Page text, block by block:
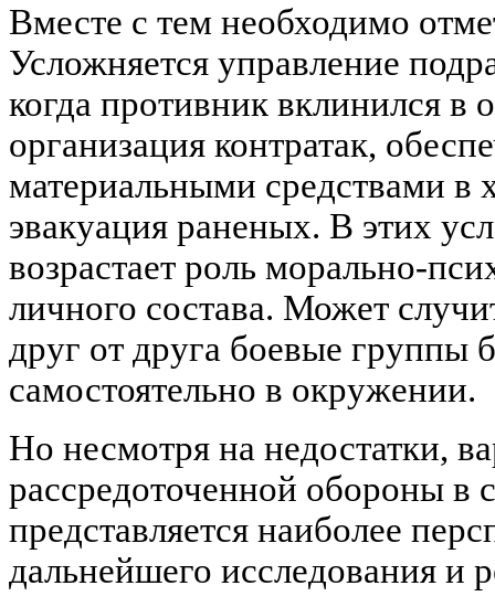
Вместе с тем необходимо
Усложняется управление
когда противник вклинился в
организация контратак,
материальными средствами в
эвакуация раненых. В этих
возрастает роль морально-
личного состава. Может
друг от друга боевые группы
самостоятельно в окружении.
Но несмотря на недостатки,
рассредоточенной обороны в
представляется наиболее
дальнейшего исследования и